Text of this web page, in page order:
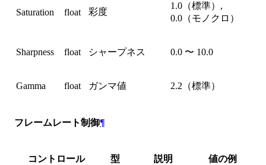
Saturation float 彩度
1.0（標準）,
0.0（モノクロ）
Sharpness float シャープネス 0.0 〜 10.0
Gamma float ガンマ値 2.2（標準）
フレームレート制御¶
コントロール 型 説明 値の例